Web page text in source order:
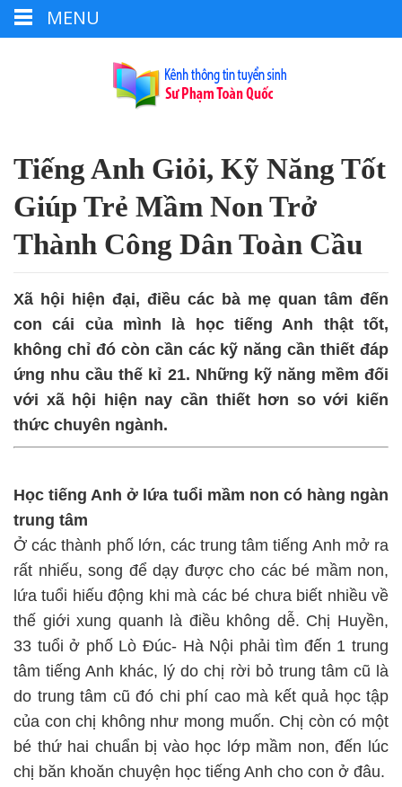
Tiếng Anh Giỏi, Kỹ Năng Tốt
Giúp Trẻ Mầm Non Trở
Thành Công Dân Toàn Cầu
Xã hội hiện đại, điều các bà mẹ quan tâm đến
con cái của mình là học tiếng Anh thật tốt,
không chỉ đó còn cần các kỹ năng cần thiết đáp
ứng nhu cầu thế kỉ 21. Những kỹ năng mềm đối
với xã hội hiện nay cần thiết hơn so với kiến
thức chuyên ngành.
Học tiếng Anh ở lứa tuổi mầm non có hàng ngàn
trung tâm
Ở các thành phố lớn, các trung tâm tiếng Anh mở ra
rất nhiếu, song để dạy được cho các bé mầm non,
lứa tuổi hiếu động khi mà các bé chưa biết nhiều về
thế giới xung quanh là điều không dễ. Chị Huyền,
33 tuổi ở phố Lò Đúc- Hà Nội phải tìm đến 1 trung
tâm tiếng Anh khác, lý do chị rời bỏ trung tâm cũ là
do trung tâm cũ đó chi phí cao mà kết quả học tập
của con chị không như mong muốn. Chị còn có một
bé thứ hai chuẩn bị vào học lớp mầm non, đến lúc
chị băn khoăn chuyện học tiếng Anh cho con ở đâu.
MENU